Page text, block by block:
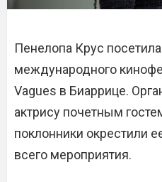
Пенелопа Крус
международного
Vagues в Биаррице.
актрису почетным
поклонники окрестили
всего мероприятия.